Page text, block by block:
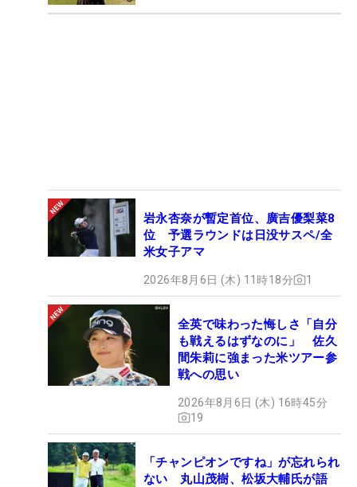
岩永杏奈が暫定首位、廣吉優梨菜8
位 予選ラウンドは日没サスペ/全
米女子アマ
2026年8月6日 (木) 11時18分 1
全英で味わった悔しさ「自分
も戦えるはずなのに」 佐久
間朱莉に強まった米ツアー参
戦への思い
2026年8月6日 (木) 16時45分
19
「チャンピオンですね」が忘れられ
ない 丸山茂樹、松坂大輔氏が語